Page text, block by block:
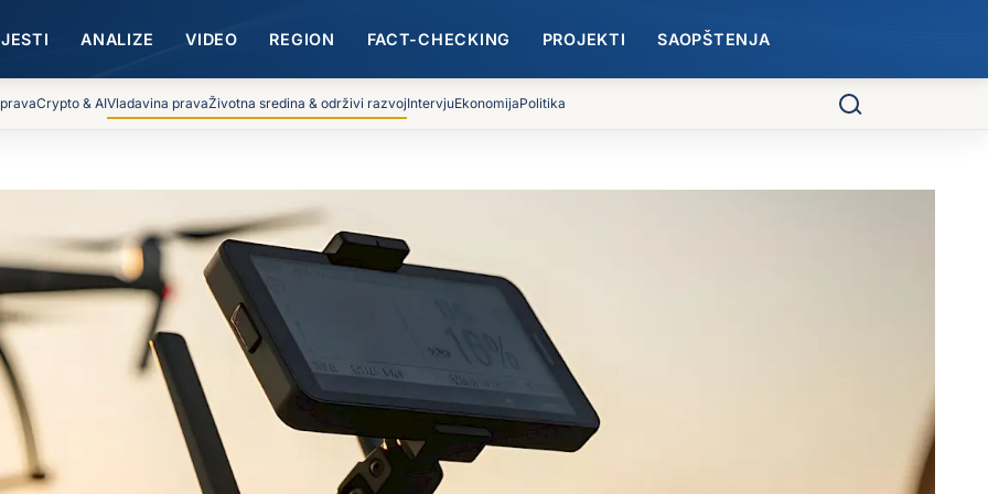
ANALIZE VIDEO REGION FACT-CHECKING PROJEKTI SAOPŠTENJA
Crypto & AIVladavina pravaŽivotna sredina & održivi razvojIntervjuEkonomijaPolitika
Pretraga